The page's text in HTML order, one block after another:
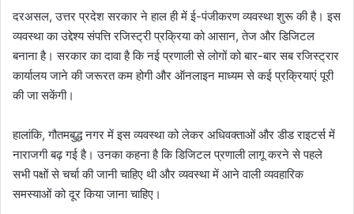
दरअसल, उत्तर प्रदेश सरकार ने हाल ही में ई-पंजीकरण व्यवस्था शुरू की है। इस
व्यवस्था का उद्देश्य संपत्ति रजिस्ट्री प्रक्रिया को आसान, तेज और डिजिटल
बनाना है। सरकार का दावा है कि नई प्रणाली से लोगों को बार-बार सब रजिस्ट्रार
कार्यालय जाने की जरूरत कम होगी और ऑनलाइन माध्यम से कई प्रक्रियाएं पूरी
की जा सकेंगी।
हालांकि, गौतमबुद्ध नगर में इस व्यवस्था को लेकर अधिवक्ताओं और डीड राइटर्स में
नाराजगी बढ़ गई है। उनका कहना है कि डिजिटल प्रणाली लागू करने से पहले
सभी पक्षों से चर्चा की जानी चाहिए थी और व्यवस्था में आने वाली व्यवहारिक
समस्याओं को दूर किया जाना चाहिए।